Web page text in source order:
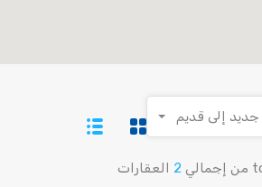
من إجمالي 2 العقارات
جديد إلى قديم